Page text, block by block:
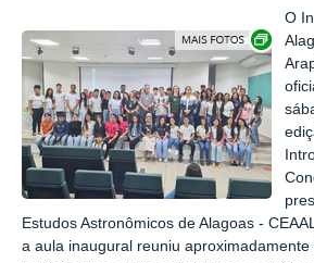
O
Estudos Astronômicos de Alagoas -
a aula inaugural reuniu aproximadamente